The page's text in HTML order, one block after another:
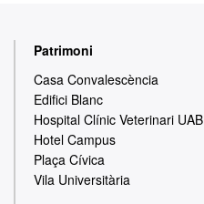
Patrimoni
Casa Convalescència
Edifici Blanc
Hospital Clínic Veterinari UAB
Hotel Campus
Plaça Cívica
Vila Universitària